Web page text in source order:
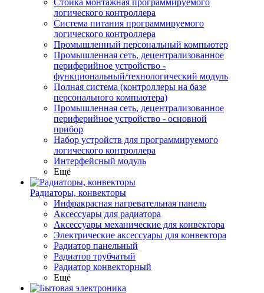
Стойка монтажная программируемого
логического контроллера
Система питания программируемого
логического контроллера
Промышленный персональный компьютер
Промышленная сеть, децентрализованное
периферийное устройство -
функциональный/технологический модуль
Полная система (контроллеры на базе
персонального компьютера)
Промышленная сеть, децентрализованное
периферийное устройство - основной
прибор
Набор устройств для программируемого
логического контроллера
Интерфейсный модуль
Ещё
Радиаторы, конвекторы
Инфракрасная нагревательная панель
Аксессуары для радиатора
Аксессуары механические для конвектора
Электрические аксессуары для конвектора
Радиатор панельный
Радиатор трубчатый
Радиатор конвекторный
Ещё